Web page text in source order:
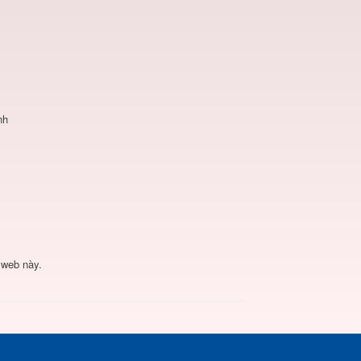
này.